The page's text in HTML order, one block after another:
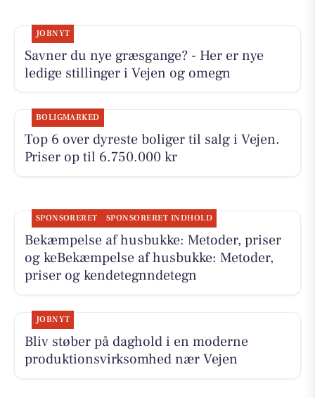
JOBNYT
Savner du nye græsgange? - Her er nye
ledige stillinger i Vejen og omegn
BOLIGMARKED
Top 6 over dyreste boliger til salg i Vejen.
Priser op til 6.750.000 kr
SPONSORERET SPONSORERET INDHOLD
Bekæmpelse af husbukke: Metoder, priser
og keBekæmpelse af husbukke: Metoder,
priser og kendetegnndetegn
JOBNYT
Bliv støber på daghold i en moderne
produktionsvirksomhed nær Vejen